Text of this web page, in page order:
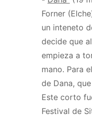
Forner
un inteneto
decide que
empieza a
mano. Para
de Dana,
Este corto
Festival de